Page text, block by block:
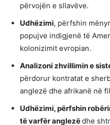
përvojën e sllavëve.
Udhëzimi, përfshin
popujve indigjenë të
kolonizimit evropian.
Analizoni zhvillimin e
përdorur kontratat e
anglezë dhe afrikanë në
Udhëzimi, përfshin
të varfër anglezëdhe